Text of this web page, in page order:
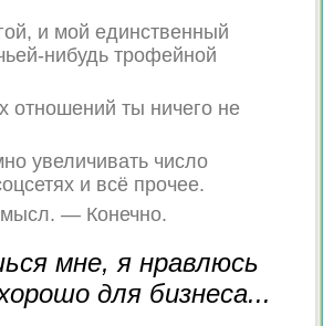
и мой единственный
нибудь трофейной
отношений ты ничего не
увеличивать число
и всё прочее.
— Конечно.
мне, я нравлюсь
для бизнеса...